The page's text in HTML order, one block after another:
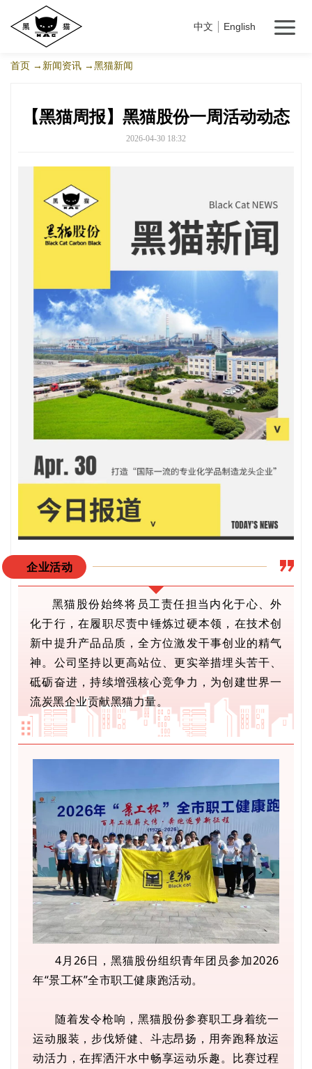
中文 English
首页 →新闻资讯 →黑猫新闻
【黑猫周报】黑猫股份一周活动动态
2026-04-30 18:32
企业活动
黑猫股份始终将员工责任担当内化于心、外
化于行，在履职尽责中锤炼过硬本领，在技术创
新中提升产品品质，全方位激发干事创业的精气
神。公司坚持以更高站位、更实举措埋头苦干、
砥砺奋进，持续增强核心竞争力，为创建世界一
流炭黑企业贡献黑猫力量。
4月26日，黑猫股份组织青年团员参加2026
年“景工杯”全市职工健康跑活动。
随着发令枪响，黑猫股份参赛职工身着统一
运动服装，步伐矫健、斗志昂扬，用奔跑释放运
动活力，在挥洒汗水中畅享运动乐趣。比赛过程